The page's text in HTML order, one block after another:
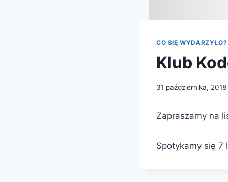
CO SIĘ WYDARZYŁO?
Klub
31 października, 2018
Zapraszamy na
Spotykamy się 7